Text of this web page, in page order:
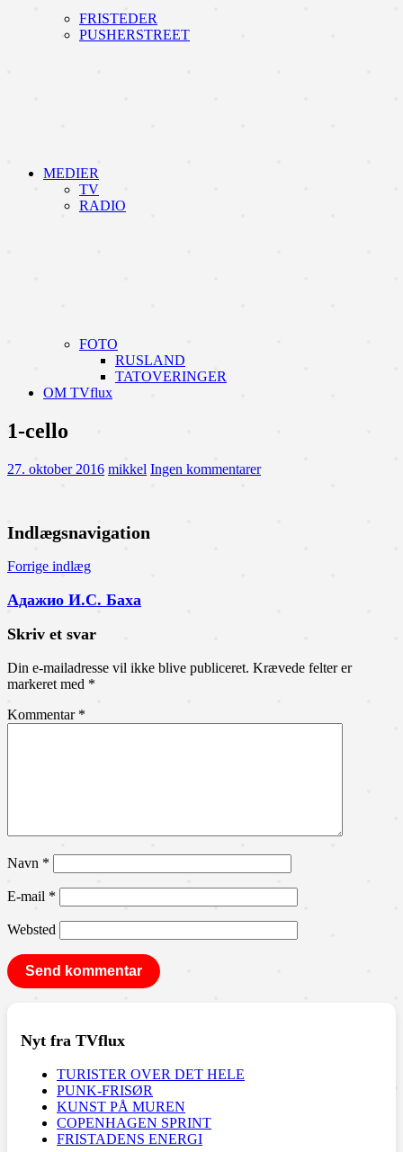
FRISTEDER
PUSHERSTREET
MEDIER
TV
RADIO
FOTO
RUSLAND
TATOVERINGER
OM TVflux
1-cello
27. oktober 2016 mikkel Ingen kommentarer
Indlægsnavigation
Forrige indlæg
Адажио И.С. Баха
Skriv et svar
Din e-mailadresse vil ikke blive publiceret. Krævede felter er
markeret med *
Kommentar *
Navn *
E-mail *
Websted
Nyt fra TVflux
TURISTER OVER DET HELE
PUNK-FRISØR
KUNST PÅ MUREN
COPENHAGEN SPRINT
FRISTADENS ENERGI